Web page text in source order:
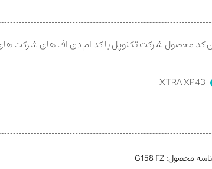
کد محصول شرکت تکنوپل با کد ام دی اف های شرکت های
XTRA XP43
محصول:G158 FZ